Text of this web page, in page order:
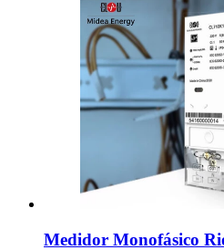
Medidor Monofásico